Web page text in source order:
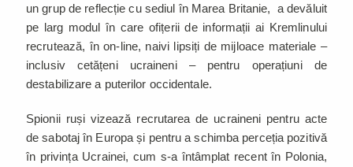
un grup de reflecție cu sediul în Marea Britanie, a devăluit
pe larg modul în care ofițerii de informații ai Kremlinului
recrutează, în on-line, naivi lipsiți de mijloace materiale –
inclusiv cetățeni ucraineni – pentru operațiuni de
destabilizare a puterilor occidentale.
Spionii ruși vizează recrutarea de ucraineni pentru acte
de sabotaj în Europa și pentru a schimba perceția pozitivă
în privința Ucrainei, cum s-a întâmplat recent în Polonia,